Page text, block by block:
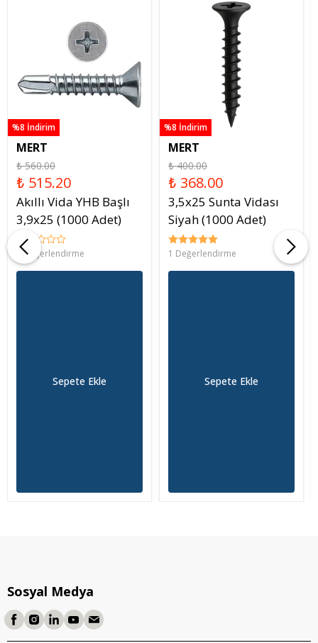
%8 İndirim
MERT
₺ 560.00
₺ 515.20
Akıllı Vida YHB Başlı
3,9x25 (1000 Adet)
0 Değerlendirme
Sepete Ekle
%8 İndirim
MERT
₺ 400.00
₺ 368.00
3,5x25 Sunta Vidası
Siyah (1000 Adet)
1 Değerlendirme
Sepete Ekle
Sosyal Medya